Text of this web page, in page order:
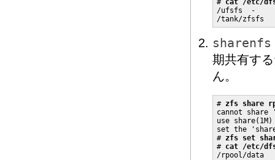
# cat /etc/
/ufsfs  -
/tank/
sharenfs
期共有す
ん。
# zfs share
cannot
use
set the
# zfs set
# cat /etc/
/rpool/